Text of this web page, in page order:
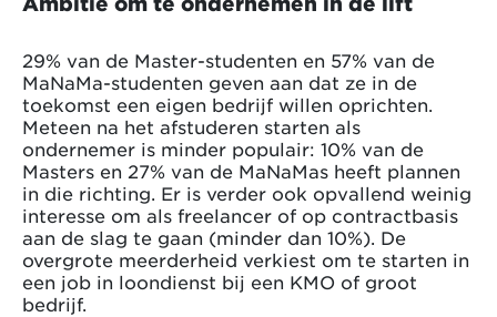
29% van de Master-studenten en 57% van de
MaNaMa-studenten geven aan dat ze in de
toekomst een eigen bedrijf willen oprichten.
Meteen na het afstuderen starten als
ondernemer is minder populair: 10% van de
Masters en 27% van de MaNaMas heeft plannen
in die richting. Er is verder ook opvallend weinig
interesse om als freelancer of op contractbasis
aan de slag te gaan (minder dan 10%). De
overgrote meerderheid verkiest om te starten in
een job in loondienst bij een KMO of groot
bedrijf.